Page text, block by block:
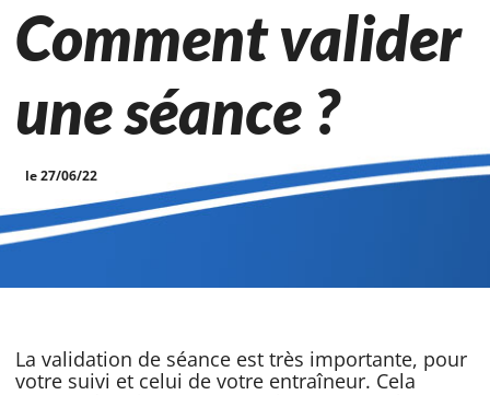
Comment valider
une séance ?
le 27/06/22
La validation de séance est très importante, pour
votre suivi et celui de votre entraîneur. Cela